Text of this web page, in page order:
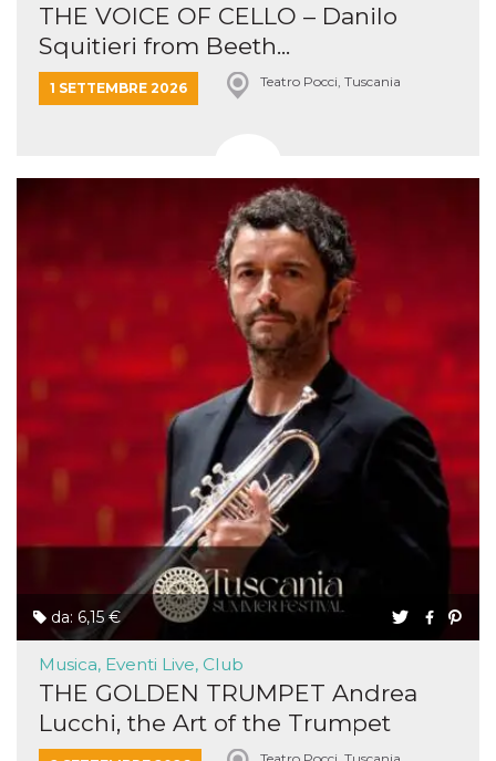
THE VOICE OF CELLO – Danilo
Squitieri from Beeth...
1 SETTEMBRE 2026 Teatro Pocci, Tuscania
da: 6,15 €
Musica, Eventi Live, Club
THE GOLDEN TRUMPET Andrea
Lucchi, the Art of the Trumpet